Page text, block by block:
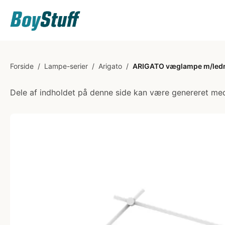
Forside / Lampe-serier / Arigato / ARIGATO væglampe m/
Dele af indholdet på denne side kan være genereret